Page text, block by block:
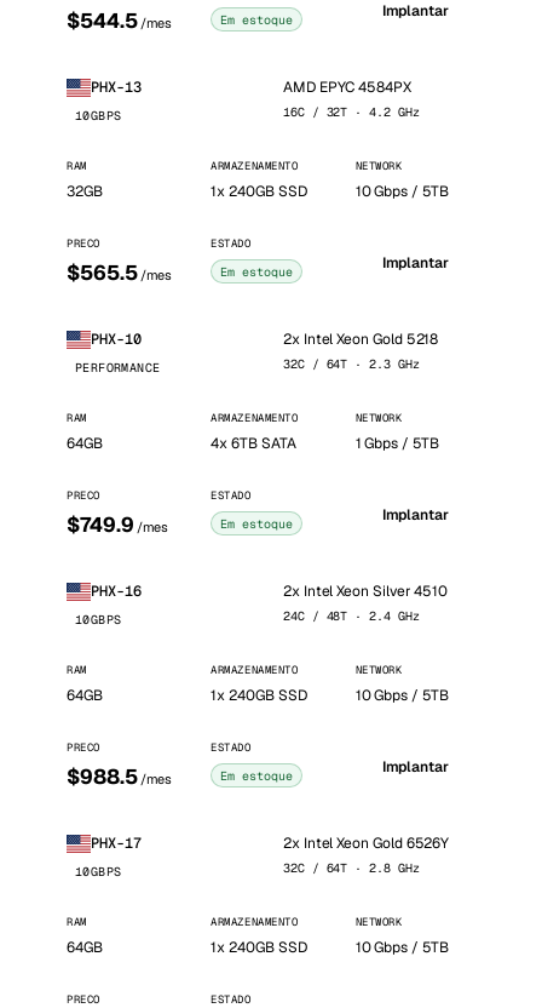
$544.5 /mes Em estoque Implantar
PHX-13
10GBPS
AMD EPYC 4584PX
16C / 32T · 4.2 GHz
RAM
32GB
ARMAZENAMENTO
1x 240GB SSD
NETWORK
10 Gbps / 5TB
PRECO
$565.5 /mes
ESTADO
Em estoque Implantar
PHX-10
PERFORMANCE
2x Intel Xeon Gold 5218
32C / 64T · 2.3 GHz
RAM
64GB
ARMAZENAMENTO
4x 6TB SATA
NETWORK
1 Gbps / 5TB
PRECO
$749.9 /mes
ESTADO
Em estoque Implantar
PHX-16
10GBPS
2x Intel Xeon Silver 4510
24C / 48T · 2.4 GHz
RAM
64GB
ARMAZENAMENTO
1x 240GB SSD
NETWORK
10 Gbps / 5TB
PRECO
$988.5 /mes
ESTADO
Em estoque Implantar
PHX-17
10GBPS
2x Intel Xeon Gold 6526Y
32C / 64T · 2.8 GHz
RAM
64GB
ARMAZENAMENTO
1x 240GB SSD
NETWORK
10 Gbps / 5TB
PRECO ESTADO